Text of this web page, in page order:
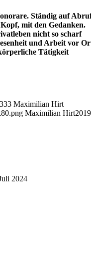
Ständig auf
mit den Gedanken.
nicht so scharf
und Arbeit vor
Tätigkeit
Maximilian Hirt
Maximilian Hirt
2024